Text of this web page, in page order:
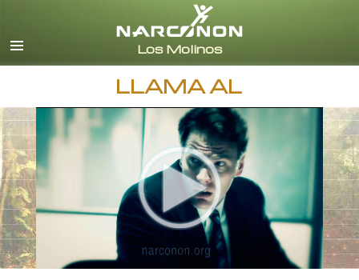
Español (Castellano)
Todas las Regiones/Idiomas
LLAMA AL